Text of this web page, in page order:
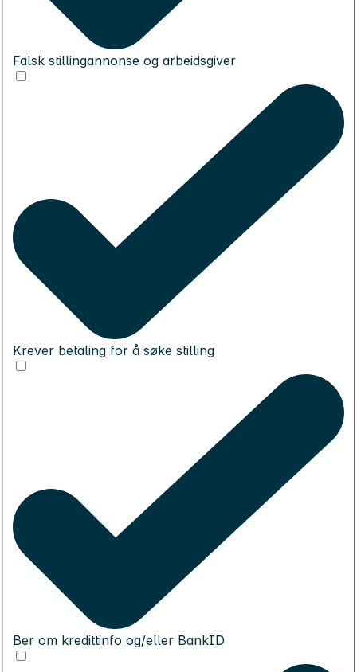
Falsk stillingannonse og arbeidsgiver
Krever betaling for å søke stilling
Ber om kredittinfo og/eller BankID